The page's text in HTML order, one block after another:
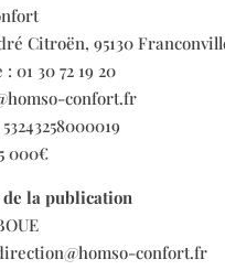
Citroën, 95130
01 30 72 19 20
confort.fr
000€
la publication
confort.fr